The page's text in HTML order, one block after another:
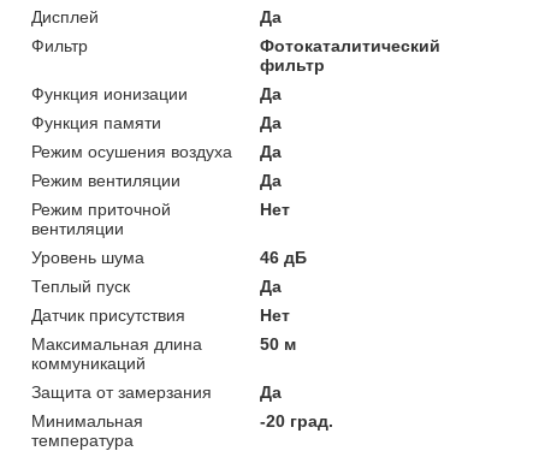
Дисплей
Да
Фильтр
Фотокаталитический
фильтр
Функция ионизации
Да
Функция памяти
Да
Режим осушения воздуха
Да
Режим вентиляции
Да
Режим приточной
вентиляции
Нет
Уровень шума
46 дБ
Теплый пуск
Да
Датчик присутствия
Нет
Максимальная длина
коммуникаций
50 м
Защита от замерзания
Да
Минимальная
температура
-20 град.